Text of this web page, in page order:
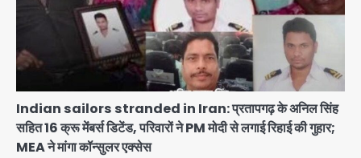
Indian sailors stranded in Iran: प्रतापगढ़ के अनिल सिंह
सहित 16 क्रू मेंबर्स डिटेंड, परिवारों ने PM मोदी से लगाई रिहाई की गुहार;
MEA ने मांगा कॉन्सुलर एक्सेस
4
Air India Phuket Delhi flight:
कैप्टन का डोप टेस्ट पॉजिटिव, 17 घायल;
DGCA जांच जारी
Avinash Kumar
5
Baramati Airport Plane Crash:
रनवे पर ट्रेनी विमान क्रैश, जांच शुरू
Avinash Kumar